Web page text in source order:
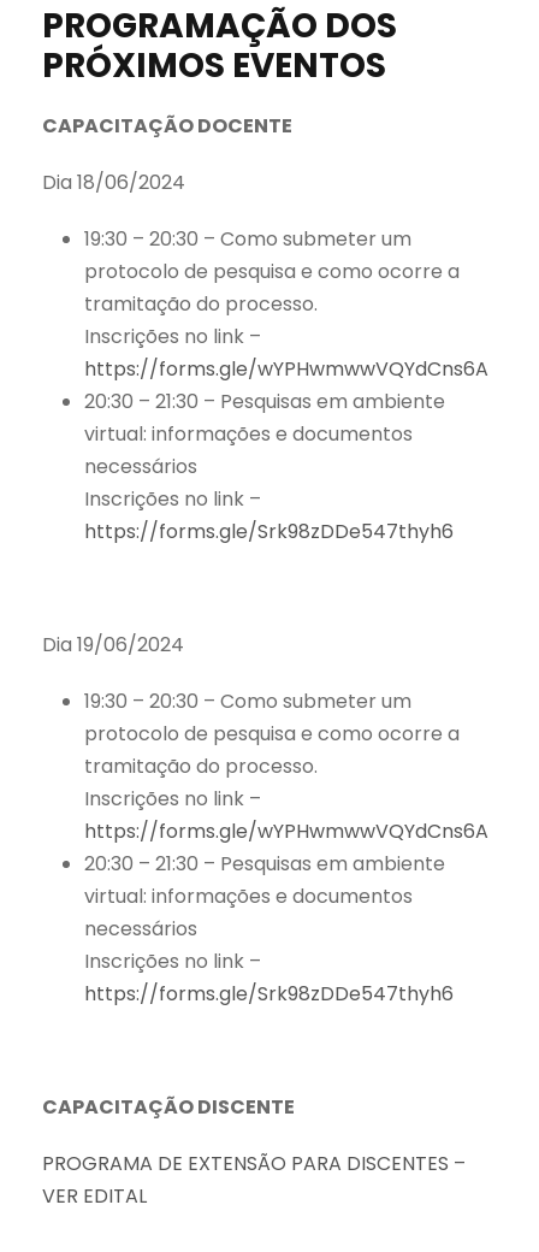
PROGRAMAÇÃO DOS
PRÓXIMOS EVENTOS
CAPACITAÇÃO DOCENTE
Dia 18/06/2024
19:30 – 20:30 – Como submeter um
protocolo de pesquisa e como ocorre a
tramitação do processo.
Inscrições no link –
https://forms.gle/wYPHwmwwVQYdCns6A
20:30 – 21:30 – Pesquisas em ambiente
virtual: informações e documentos
necessários
Inscrições no link –
https://forms.gle/Srk98zDDe547thyh6
Dia 19/06/2024
19:30 – 20:30 – Como submeter um
protocolo de pesquisa e como ocorre a
tramitação do processo.
Inscrições no link –
https://forms.gle/wYPHwmwwVQYdCns6A
20:30 – 21:30 – Pesquisas em ambiente
virtual: informações e documentos
necessários
Inscrições no link –
https://forms.gle/Srk98zDDe547thyh6
CAPACITAÇÃO DISCENTE
PROGRAMA DE EXTENSÃO PARA DISCENTES –
VER EDITAL